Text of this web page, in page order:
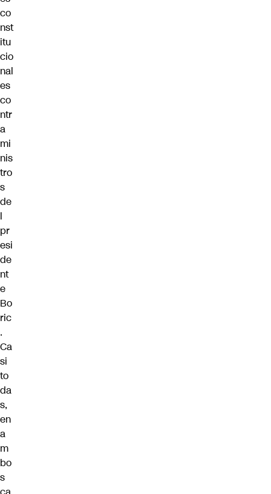
co
nst
itu
cio
nal
es
co
ntr
a
mi
nis
tro
s
de
l
pr
esi
de
nt
e
Bo
ric
.
Ca
si
to
da
s,
en
a
m
bo
s